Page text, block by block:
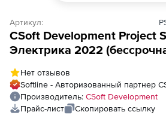
Артикул:
CSoft Development Project
Электрика 2022
Нет отзывов
Softline - Авторизованный партнер
Производитель: CSoft Development
Прайс-лист
Скопировать ссылку